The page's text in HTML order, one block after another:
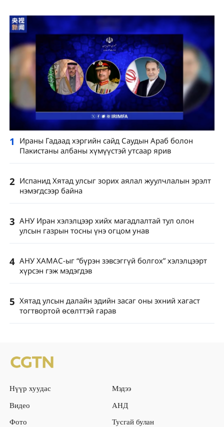
1
Ираны Гадаад хэргийн сайд Саудын Араб болон
Пакистаны албаны хүмүүстэй утсаар ярив
2 Испанид Хятад улсыг зорих аялал жуулчлалын эрэлт
нэмэгдсээр байна
3 АНУ Иран хэлэлцээр хийх магадлалтай тул олон
улсын газрын тосны үнэ огцом унав
4 АНУ ХАМАС-ыг “бүрэн зэвсэггүй болгох” хэлэлцээрт
хүрсэн гэж мэдэгдэв
5 Хятад улсын далайн эдийн засаг оны эхний хагаст
тогтвортой өсөлттэй гарав
Нүүр хуудас
Мэдээ
Видео
АНД
Фото
Тусгай булан